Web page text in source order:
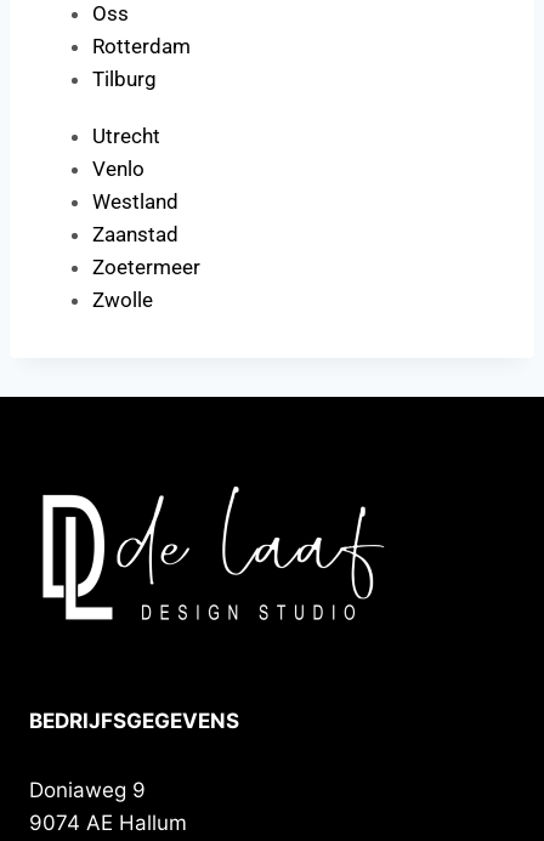
Oss
Rotterdam
Tilburg
Utrecht
Venlo
Westland
Zaanstad
Zoetermeer
Zwolle
BEDRIJFSGEGEVENS
Doniaweg 9
9074 AE Hallum